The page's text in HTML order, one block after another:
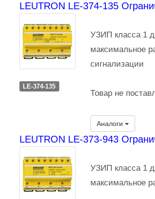
LEUTRON LE-374-135
LE-374-135
УЗИП класса 1
максимальное
сигнализации
Товар не
Аналоги
LEUTRON LE-373-943
УЗИП класса 1
максимальное